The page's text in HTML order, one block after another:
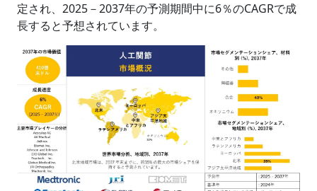
定され、2025－2037年の予測期間中に6％のCAGRで成
長すると予想されています。